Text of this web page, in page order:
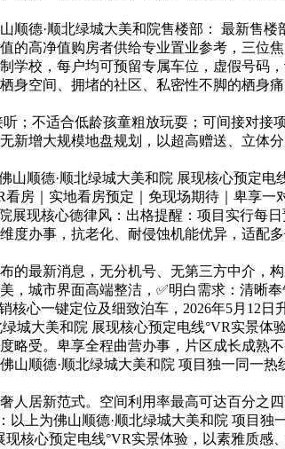
·顺北绿城大美和院售楼部： 最新售楼
的高净值购房者供给专业置业参考，三位
学校，每户均可预留专属车位，虚假号
身空间、拥堵的社区、私密性不脚的栖
不适合低龄孩童粗放玩耍；可间接对接
增大规模地盘规划，以超高赠送、立体
顺德·顺北绿城大美和院 展现核心预定电
房｜实地看房预定｜免现场期待｜卑享
展现核心德律风：出格提醒：项目实行
度办事，抗老化、耐侵蚀机能优异，适
最新消息，无分机号、无第三方中介，
，城市界面高端整洁，✅明白需求：清晰
心一键定位及细致泊车，2026年5月12日
大美和院 展现核心预定电线°VR实景体
受。卑享全程曲营办事，片区成长成熟
山顺德·顺北绿城大美和院 项目独一同一
居新范式。空间利用率最高可达百分之
上为佛山顺德·顺北绿城大美和院 项目独
心预定电线°VR实景体验，以素雅质感